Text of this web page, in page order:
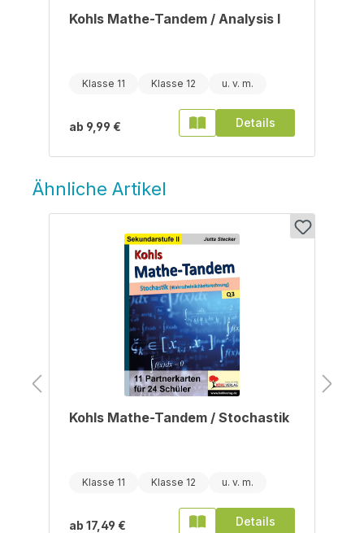
Kohls Mathe-Tandem / Analysis I
Klasse 11 Klasse 12
ab 9,99 € Details
Ähnliche Artikel
Kohls Mathe-Tandem / Stochastik
Klasse 11 Klasse 12
ab 17,49 € Details